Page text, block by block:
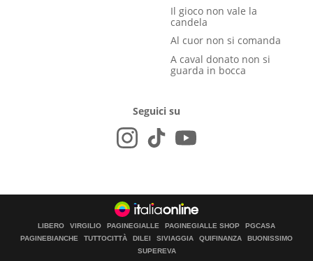
Il gioco non vale la
candela
Al cuor non si comanda
A caval donato non si
guarda in bocca
Seguici su
LIBERO VIRGILIO PAGINEGIALLE PAGINEGIALLE SHOP
PGCASA
PAGINEBIANCHE
TUTTOCITTÀ DILEI SIVIAGGIA QUIFINANZA
BUONISSIMO
SUPEREVA